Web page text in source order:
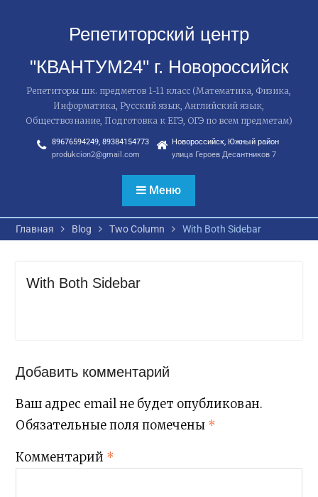
Репетиторский центр
"КВАНТУМ24" г. Новороссийск
Репетиторы шк. предметов 1-11 класс (Математика, Физика,
Информатика, Русский язык, Английский язык,
Обществознание, Подготовка к ЕГЭ, ОГЭ по всем предметам)
89676594249, 89384154773
produkcion2@gmail.com
Новороссийск, Южный район
улица Героев Десантников 7
Меню
Главная Blog Two Column With Both Sidebar
With Both Sidebar
Добавить комментарий
Ваш адрес email не будет опубликован.
Обязательные поля помечены *
Комментарий *